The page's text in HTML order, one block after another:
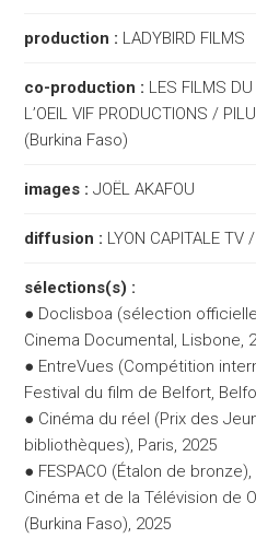
production : LADYBIRD FILMS
co-production : LES FILMS
L’OEIL VIF PRODUCTIONS /
(Burkina Faso)
images :JOËL AKAFOU
diffusion : LYON CAPITALE TV
sélections(s) :
● Doclisboa (sélection
Cinema Documental, Lisbone,
● EntreVues (Compétition
Festival du film de Belfort,
● Cinéma du réel (Prix des
bibliothèques), Paris, 2025
● FESPACO (Étalon de
Cinéma et de la Télévision de
(Burkina Faso), 2025